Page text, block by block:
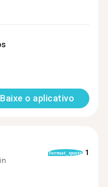
Baixe o aplicativo
format_quote 1